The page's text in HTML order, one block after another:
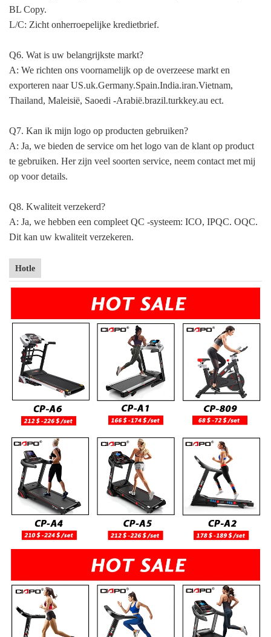
BL Copy.
L/C: Zicht onherroepelijke kredietbrief.
Q6. Wat is uw belangrijkste markt?
A: We richten ons voornamelijk op de overzeese markt en
exporteren naar US.uk.Germany.Spain.India.iran.Vietnam,
Thailand, Maleisië, Saoedi -Arabië.brazil.turkkey.au ect.
Q7. Kan ik mijn logo op producten gebruiken?
A: Ja, we bieden de service om het logo van de klant op product
te gebruiken. Her zijn veel soorten service, neem contact met mij
op voor details.
Q8. Kwaliteit verzekerd?
A: Ja, we hebben een compleet QC -systeem: ICO, IPQC. OQC.
Dit kan uw kwaliteit verzekeren.
Hotle